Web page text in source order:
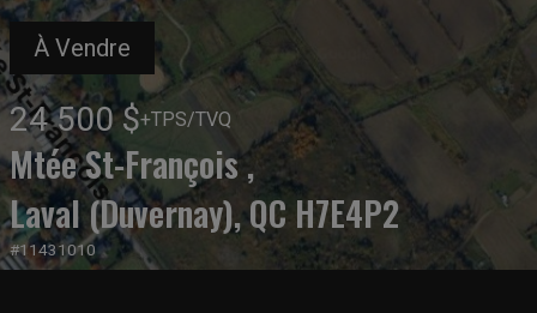
À Vendre
24 500 $+TPS/TVQ
Mtée St-François ,
Laval (Duvernay), QC H7E4P2
#11431010